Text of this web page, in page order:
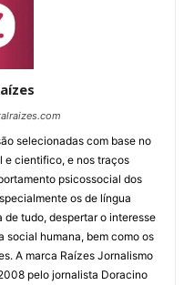
selecionadas com base no
e cientifico, e nos traços
psicossocial dos
os de língua
de tudo, despertar o interesse
social humana, bem como os
A marca Raízes Jornalismo
pelo jornalista Doracino